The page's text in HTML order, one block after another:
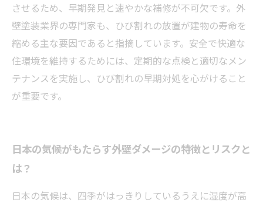
させるため、早期発見と速やかな補修が不可欠です。外
壁塗装業界の専門家も、ひび割れの放置が建物の寿命を
縮める主な要因であると指摘しています。安全で快適な
住環境を維持するためには、定期的な点検と適切なメン
テナンスを実施し、ひび割れの早期対処を心がけること
が重要です。
日本の気候がもたらす外壁ダメージの特徴とリスクと
は？
日本の気候は、四季がはっきりしているうえに湿度が高